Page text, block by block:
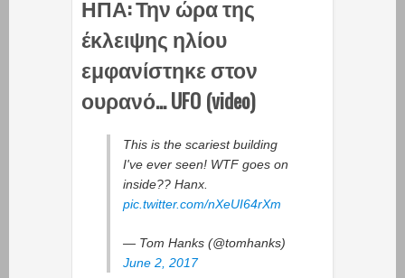
ΗΠΑ: Την ώρα της
έκλειψης ηλίου
εμφανίστηκε στον
ουρανό… UFO (video)
This is the scariest building
I've ever seen! WTF goes on
inside?? Hanx.
pic.twitter.com/nXeUI64rXm
— Tom Hanks (@tomhanks)
June 2, 2017